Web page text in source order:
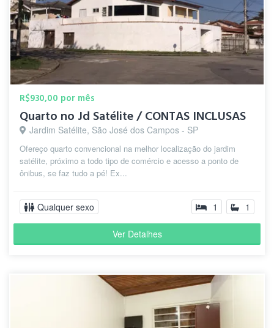
R$930,00 por mês
Quarto no Jd Satélite / CONTAS INCLUSAS
Jardim Satélite, São José dos Campos - SP
Ofereço quarto convencional na melhor localização do jardim
satélite, próximo a todo tipo de comércio e acesso a ponto de
ônibus, se faz tudo a pé! Ex...
Qualquer sexo 1 1
Ver Detalhes